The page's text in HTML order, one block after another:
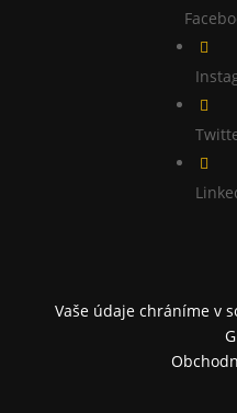



Vaše údaje chráníme v